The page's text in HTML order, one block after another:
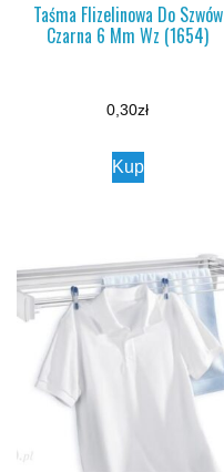
Taśma Flizelinowa Do Szwów
Czarna 6 Mm Wz (1654)
0,30zł
Kup